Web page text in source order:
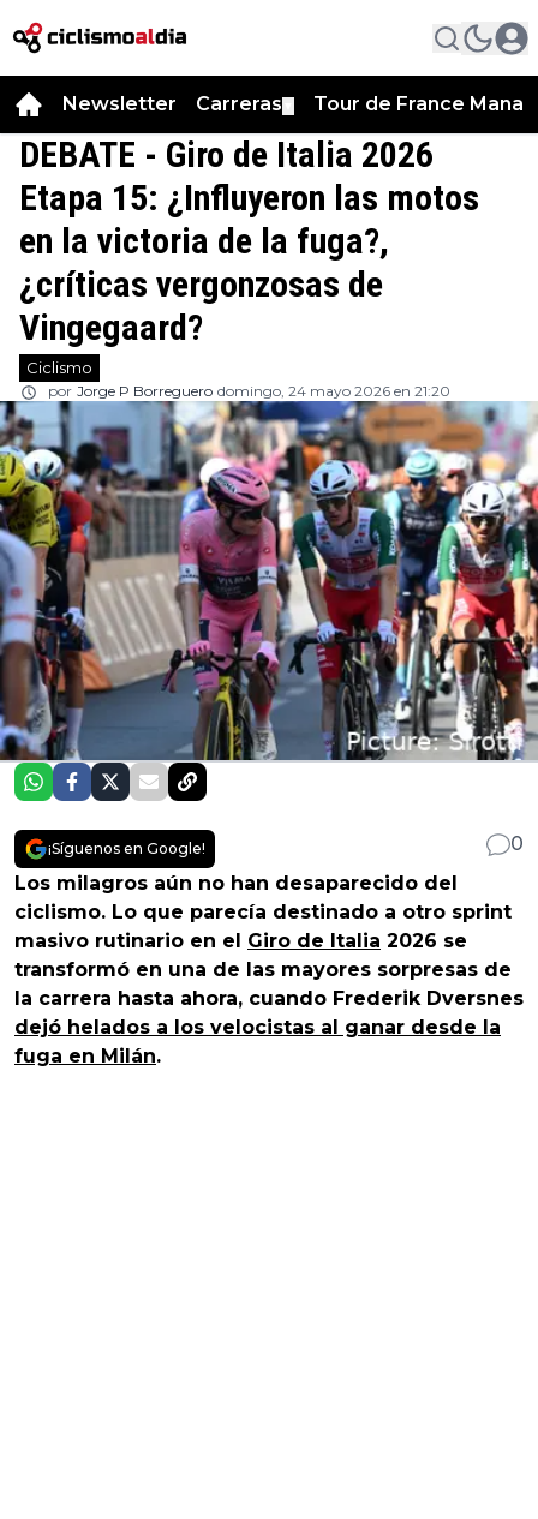
Newsletter Carreras Tour de France
DEBATE - Giro de Italia 2026
Etapa 15: ¿Influyeron las motos
en la victoria de la fuga?,
¿críticas vergonzosas de
Vingegaard?
Ciclismo
por Jorge P Borreguero domingo, 24 mayo 2026 en 21:20
¡Síguenos en Google!
0
Los milagros aún no han desaparecido del
ciclismo. Lo que parecía destinado a otro sprint
masivo rutinario en el Giro de Italia 2026 se
transformó en una de las mayores sorpresas de
la carrera hasta ahora, cuando Frederik Dversnes
dejó helados a los velocistas al ganar desde la
fuga en Milán.